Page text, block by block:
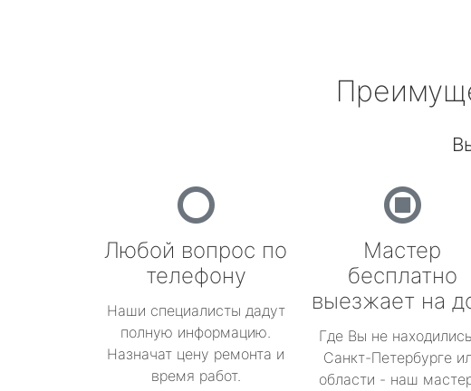
Любой вопрос по
телефону
Наши специалисты дадут
полную информацию.
Назначат цену ремонта и
время работ.
Мастер
бесплатно
выезжает на
Где Вы не
Санкт-Петербурге
области - наш